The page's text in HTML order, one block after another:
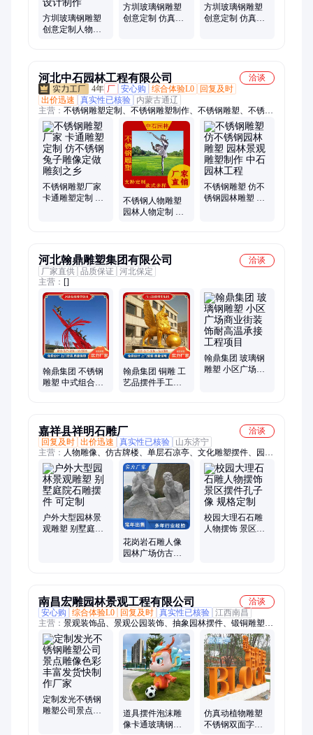
方圳玻璃钢雕塑
创意定制人物雕
方圳玻璃钢雕塑
创意定制 仿真动
方圳玻璃钢雕塑
创意定制 仿真动
河北中石园林工程有限公司
洽谈
4年 厂 安心购 综合体验L0
回复及时
出价迅速
真实性已核验
内蒙古通辽
主营： 不锈钢雕塑定制、不锈钢雕塑制作、不锈钢雕塑、不锈钢
雕塑定做、不锈钢雕塑订做、不锈钢抽象雕塑、不锈钢景观雕
塑、不锈钢动物雕塑、不锈钢人物雕塑、不锈钢组合雕塑、不锈
钢广场雕塑、不锈钢公园雕塑、不锈钢景区雕塑、不锈钢酒店雕
塑、不锈钢城市雕塑、不锈钢商场雕塑、不锈钢园林雕塑、大型
不锈钢雕塑、不锈钢卡通雕塑、不锈钢小区雕塑、不锈钢校园雕
塑、不锈钢学校雕塑、制作不锈钢雕塑、不锈钢造型雕塑、不锈
钢水滴雕塑
不锈钢雕塑厂家
卡通雕塑定制 仿
不锈钢人物雕塑
园林人物定制 仿
不锈钢雕塑 仿不
锈钢园林雕塑 园
河北翰鼎雕塑集团有限公司
洽谈
厂家直供 品质保证 河北保定
主营： []
翰鼎集团 不锈钢
雕塑 中式组合风
翰鼎集团 铜雕 工
艺品摆件手工工
翰鼎集团 玻璃钢
雕塑 小区广场商
嘉祥县祥明石雕厂
洽谈
回复及时 出价迅速 真实性已核验
山东济宁
主营： 人物雕像、仿古牌楼、单层石凉亭、文化雕塑摆件、园林
景观雕塑、中式石雕画、仿古青石板、桥梁石护栏、石雕文化
柱、门口麒麟摆件、石雕孔子像摆件
户外大型园林景
观雕塑 别墅庭院
花岗岩石雕人像
园林广场仿古人
校园大理石石雕
人物摆饰 景区摆
南昌宏雕园林景观工程有限公司
洽谈
安心购
综合体验L0 回复及时 真实性已核验 江西南昌
主营： 景观装饰品、景观公园装饰、抽象园林摆件、锻铜雕塑、
铸铜雕塑、景观雕塑、文化墙雕塑、不锈钢雕塑、玻璃钢雕塑、
人物动物雕塑、卡通雕塑定制、铸造人物雕塑、户外动物摆件、
不锈钢卡通雕塑、商场美陈摆件、户外广场摆件、锻铜浮雕壁
画、公园景观小品、定制园林景观、园林玩偶摆件、商场装饰摆
件
定制发光不锈钢
雕塑公司景点雕
道具摆件泡沫雕
像卡通玻璃钢雕
仿真动植物雕塑
不锈钢双面字精